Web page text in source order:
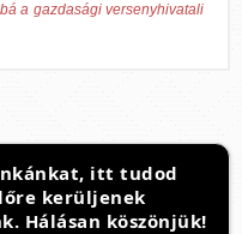
a gazdasági versenyhivatali
itt tudod
kerüljenek
Hálásan köszönjük!